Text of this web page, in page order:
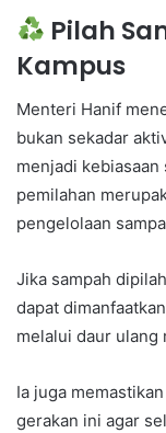
Pilah
Kampus
Menteri Hanif
bukan sekadar
menjadi
pemilahan
pengelolaan
Jika sampah
dapat
melalui daur ulang
Ia juga
gerakan ini agar